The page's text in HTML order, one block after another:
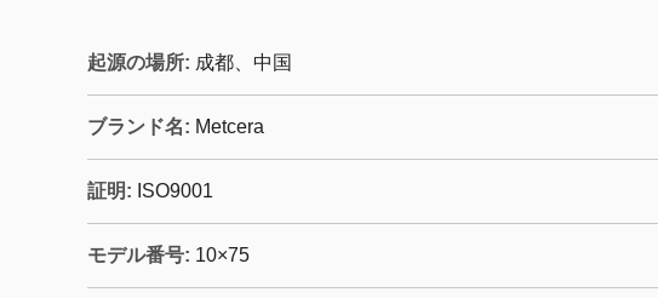
起源の場所: 成都、中国
ブランド名: Metcera
証明: ISO9001
モデル番号: 10×75